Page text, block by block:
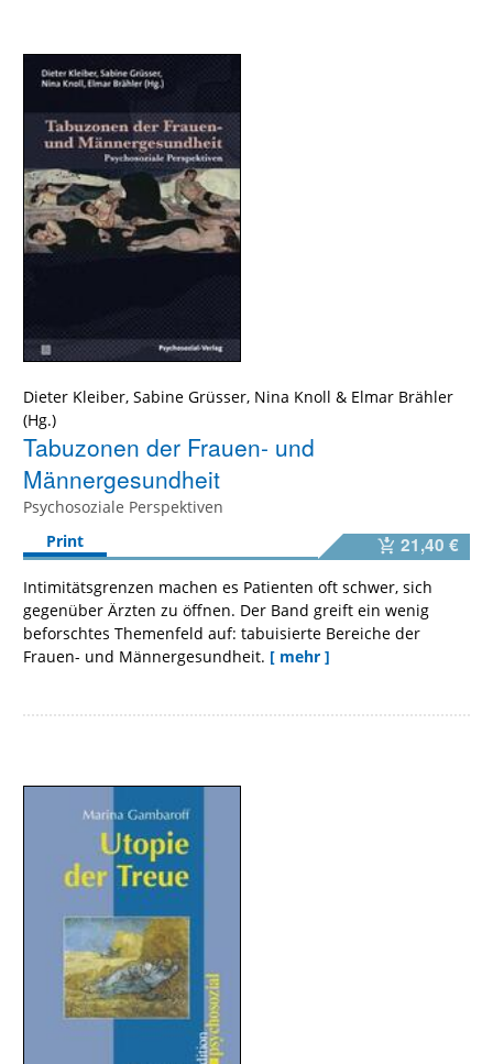
Dieter Kleiber, Sabine Grüsser, Nina Knoll & Elmar Brähler
Tabuzonen der Frauen- und
Männergesundheit
Psychosoziale Perspektiven
Print
21,40 €
Intimitätsgrenzen machen es Patienten oft schwer, sich
gegenüber Ärzten zu öffnen. Der Band greift ein wenig
beforschtes Themenfeld auf: tabuisierte Bereiche der
Frauen- und Männergesundheit. [ mehr ]